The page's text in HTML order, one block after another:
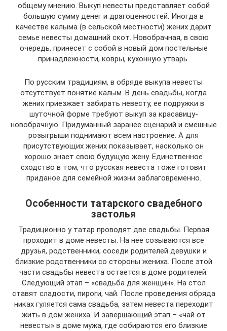
общему мнению. Выкуп невесты представляет собой
большую сумму денег и драгоценностей. Иногда в
качестве калыма (в сельской местности) жених дарит
семье невесты домашний скот. Новобрачная, в свою
очередь, принесет с собой в новый дом постельные
принадлежности, ковры, кухонную утварь.
По русским традициям, в обряде выкупа невесты
отсутствует понятие калым. В день свадьбы, когда
жених приезжает забирать невесту, ее подружки в
шуточной форме требуют выкуп за красавицу-
новобрачную. Придуманный заранее сценарий и смешные
розыгрыши поднимают всем настроение. А для
присутствующих жених показывает, насколько он
хорошо знает свою будущую жену. Единственное
сходство в том, что русская невеста тоже готовит
приданое для семейной жизни заблаговременно.
Особенности татарского свадебного
застолья
Традиционно у татар проводят две свадьбы. Первая
проходит в доме невесты. На нее созываются все
друзья, родственники, соседи родителей девушки и
близкие родственники со стороны жениха. После этой
части свадьбы невеста остается в доме родителей.
Следующий этап – «свадьба для женщин». На стол
ставят сладости, пироги, чай. После проведения обряда
никах гуляется сама свадьба, затем невеста переходит
жить в дом жениха. И завершающий этап – «чай от
невесты» в доме мужа, где собираются его близкие